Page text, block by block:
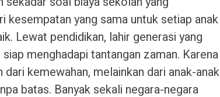
kesempatan yang sama untuk setiap anak
Lewat pendidikan, lahir generasi yang
menghadapi tantangan zaman. Karena
kemewahan, melainkan dari anak-anak
batas. Banyak sekali negara-negara